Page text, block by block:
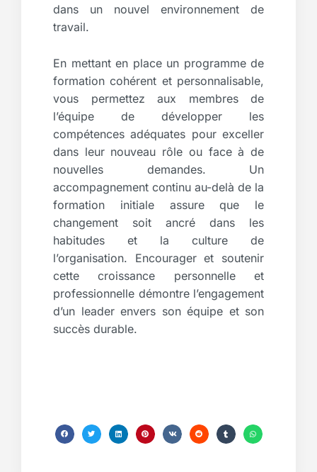
dans un nouvel environnement de
travail.
En mettant en place un programme de
formation cohérent et personnalisable,
vous permettez aux membres de
l’équipe de développer les
compétences adéquates pour exceller
dans leur nouveau rôle ou face à de
nouvelles demandes. Un
accompagnement continu au-delà de la
formation initiale assure que le
changement soit ancré dans les
habitudes et la culture de
l’organisation. Encourager et soutenir
cette croissance personnelle et
professionnelle démontre l’engagement
d’un leader envers son équipe et son
succès durable.